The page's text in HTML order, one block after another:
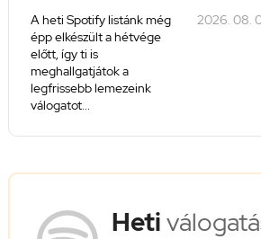
A heti Spotify listánk még
épp elkészült a hétvége
előtt, így ti is
meghallgatjátok a
legfrissebb lemezeink
válogatot...
2026. 08.
Heti